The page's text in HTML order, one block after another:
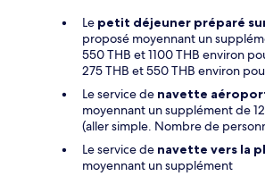
Le petit déjeuner préparé
proposé moyennant un
550 THB et 1100 THB environ
275 THB et 550 THB environ
Le service de navette
moyennant un supplément de
(aller simple. Nombre de
Le service de navette vers la
moyennant un supplément